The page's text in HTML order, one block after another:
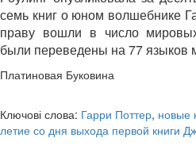
семь книг о юном волшебнике
праву вошли в число
были переведены на 77 языков
Платиновая Буковина
Ключові слова: Гарри Поттер, новые
летие со дня выхода первой книги